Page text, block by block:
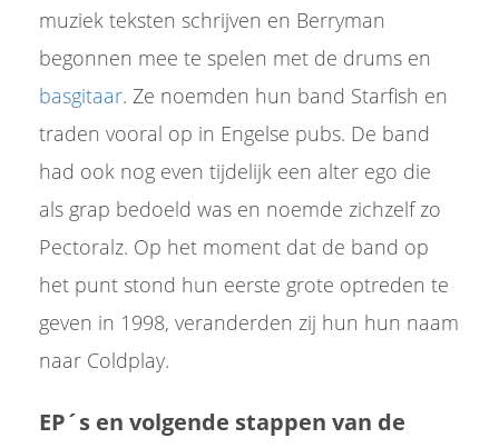
muziek teksten schrijven en Berryman
begonnen mee te spelen met de drums en
basgitaar. Ze noemden hun band Starfish en
traden vooral op in Engelse pubs. De band
had ook nog even tijdelijk een alter ego die
als grap bedoeld was en noemde zichzelf zo
Pectoralz. Op het moment dat de band op
het punt stond hun eerste grote optreden te
geven in 1998, veranderden zij hun hun naam
naar Coldplay.
EP´s en volgende stappen van de